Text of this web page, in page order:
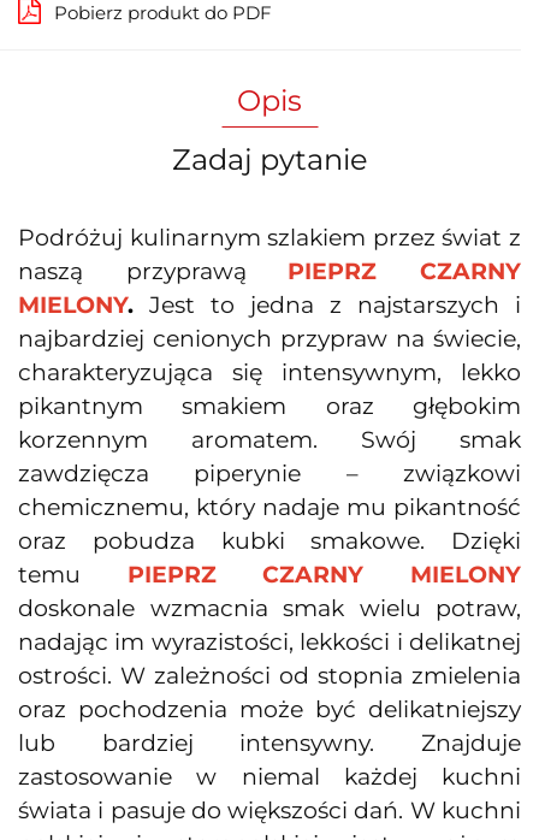
Pobierz produkt do PDF
Opis
Zadaj pytanie
Podróżuj kulinarnym szlakiem przez świat z
naszą przyprawą
PIEPRZ CZARNY
MIELONY. Jest to jedna z najstarszych i
najbardziej cenionych przypraw na świecie,
charakteryzująca się intensywnym, lekko
pikantnym smakiem oraz głębokim
korzennym aromatem. Swój smak
zawdzięcza piperynie – związkowi
chemicznemu, który nadaje mu pikantność
oraz pobudza kubki smakowe. Dzięki
temu PIEPRZ CZARNY MIELONY
doskonale wzmacnia smak wielu potraw,
nadając im wyrazistości, lekkości i delikatnej
ostrości. W zależności od stopnia zmielenia
oraz pochodzenia może być delikatniejszy
lub bardziej intensywny. Znajduje
zastosowanie w niemal każdej kuchni
świata i pasuje do większości dań. W kuchni